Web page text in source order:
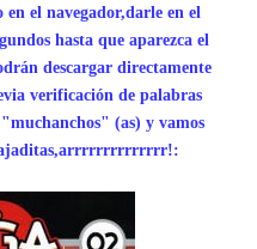
en el navegador,darle en el
hasta que aparezca el
descargar directamente
verificación de palabras
(as) y vamos
bajaditas,arrrrrrrrrrrrrr!: